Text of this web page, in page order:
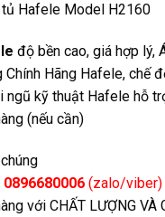
tủ Hafele Model H2160
độ bền cao, giá hợp lý,
Chính Hãng Hafele, chế
ngũ kỹ thuật Hafele hỗ
(nếu cần)
(zalo/viber)
với CHẤT LƯỢNG VÀ